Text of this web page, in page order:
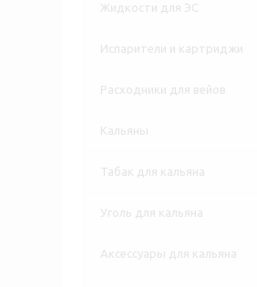
Жидкости для ЭС
Испарители и картриджи
Расходники для вейов
Кальяны
Табак для кальяна
Уголь для кальяна
Аксессуары для кальяна